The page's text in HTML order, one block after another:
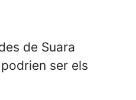
de Suara
ser els